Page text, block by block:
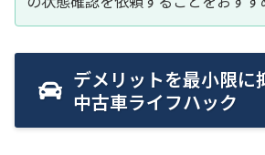
デメリットを最小限に
中古車ライフハック